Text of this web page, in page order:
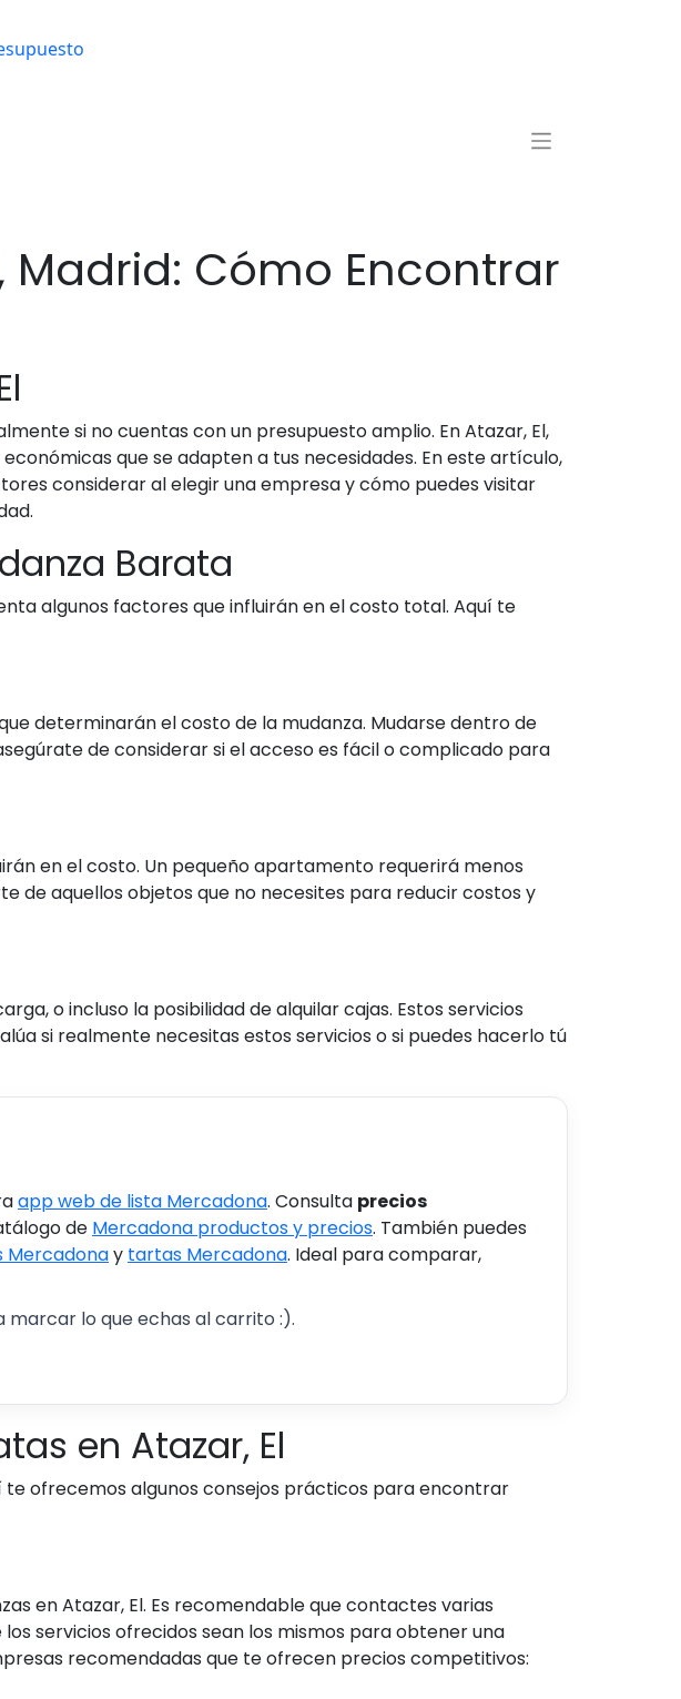
Madrid: Cómo Encontrar
si no cuentas con un presupuesto amplio. En Atazar, El,
que se adapten a tus necesidades. En este artículo,
considerar al elegir una empresa y cómo puedes visitar
Barata
algunos factores que influirán en el costo total. Aquí te
determinarán el costo de la mudanza. Mudarse dentro de
de considerar si el acceso es fácil o complicado para
en el costo. Un pequeño apartamento requerirá menos
de aquellos objetos que no necesites para reducir costos y
o incluso la posibilidad de alquilar cajas. Estos servicios
si realmente necesitas estos servicios o si puedes hacerlo tú
app web de lista Mercadona. Consulta precios
de Mercadona productos y precios. También puedes
Mercadonay tartas Mercadona. Ideal para comparar,
marcar lo que echas al carrito :).
en Atazar, El
te ofrecemos algunos consejos prácticos para encontrar
en Atazar, El. Es recomendable que contactes varias
servicios ofrecidos sean los mismos para obtener una
recomendadas que te ofrecen precios competitivos: